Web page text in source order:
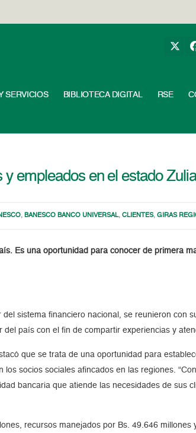
SERVICIOS BIBLIOTECA DIGITAL RSE
empleados en el estado Zulia
, BANESCO BANCO UNIVERSAL,CLIENTES,GIRAS
Es una oportunidad para conocer de primera
sistema financiero nacional, se reunieron con
país con el fin de compartir experiencias y
que se trata de una oportunidad para
socios sociales afincados en las regiones.
bancaria que atiende las necesidades de sus
recursos manejados por Bs. 49.646